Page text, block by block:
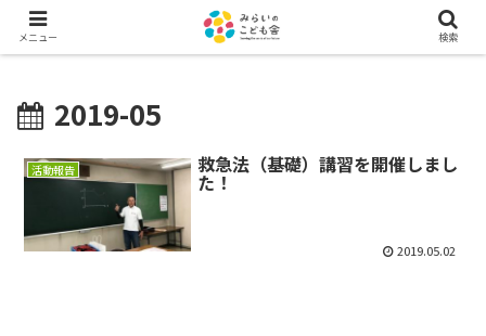
2019-05
活動報告 救急法（基礎）講習を開催しまし
た！
2019.05.02
メニュー 検索